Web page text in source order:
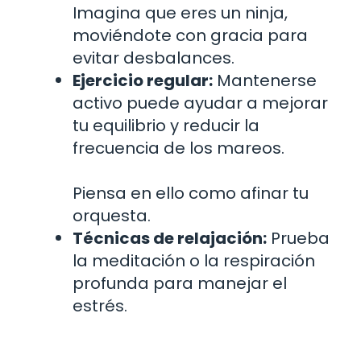
Imagina que eres un ninja,
moviéndote con gracia para
evitar desbalances.
Ejercicio regular: Mantenerse
activo puede ayudar a mejorar
tu equilibrio y reducir la
frecuencia de los mareos.
Piensa en ello como afinar tu
orquesta.
Técnicas de relajación: Prueba
la meditación o la respiración
profunda para manejar el
estrés.